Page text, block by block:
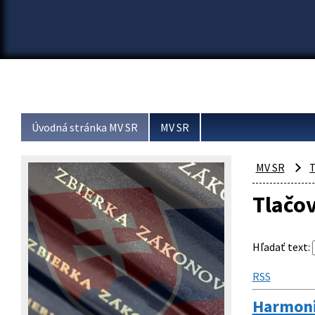
Úvodná stránka MV SR MV SR
MV SR
Hľadať text:
RSS